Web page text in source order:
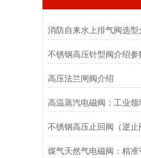
消防自来水上排气阀选型
不锈钢高压针型阀介绍参
高压法兰闸阀介绍
不锈钢高压止回阀（逆止